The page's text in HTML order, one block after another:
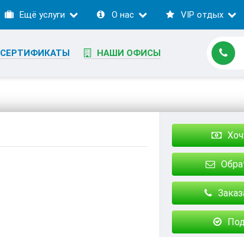
Ещё услуги О нас VIP отдых
СЕРТИФИКАТЫ НАШИ ОФИСЫ